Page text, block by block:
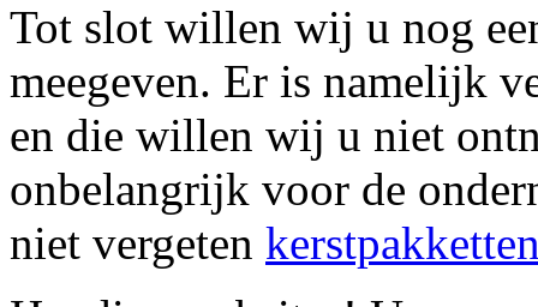
Tot slot willen wij u nog
meegeven. Er is namelijk
en die willen wij u niet
onbelangrijk voor de
niet vergeten